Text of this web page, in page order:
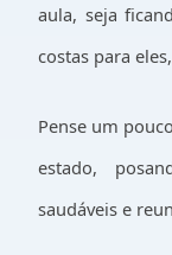
aula, seja
costas para
Pense um
estado,
saudáveis e